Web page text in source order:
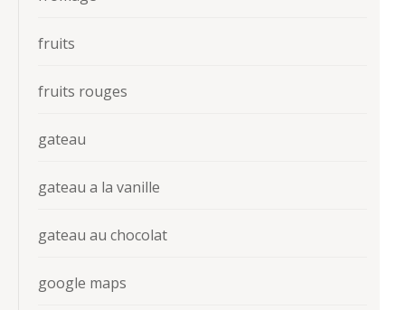
fruits
fruits rouges
gateau
gateau a la vanille
gateau au chocolat
google maps